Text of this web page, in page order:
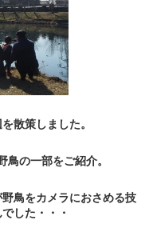
散策しました。
の一部をご紹介。
鳥をカメラにおさめる技
した・・・